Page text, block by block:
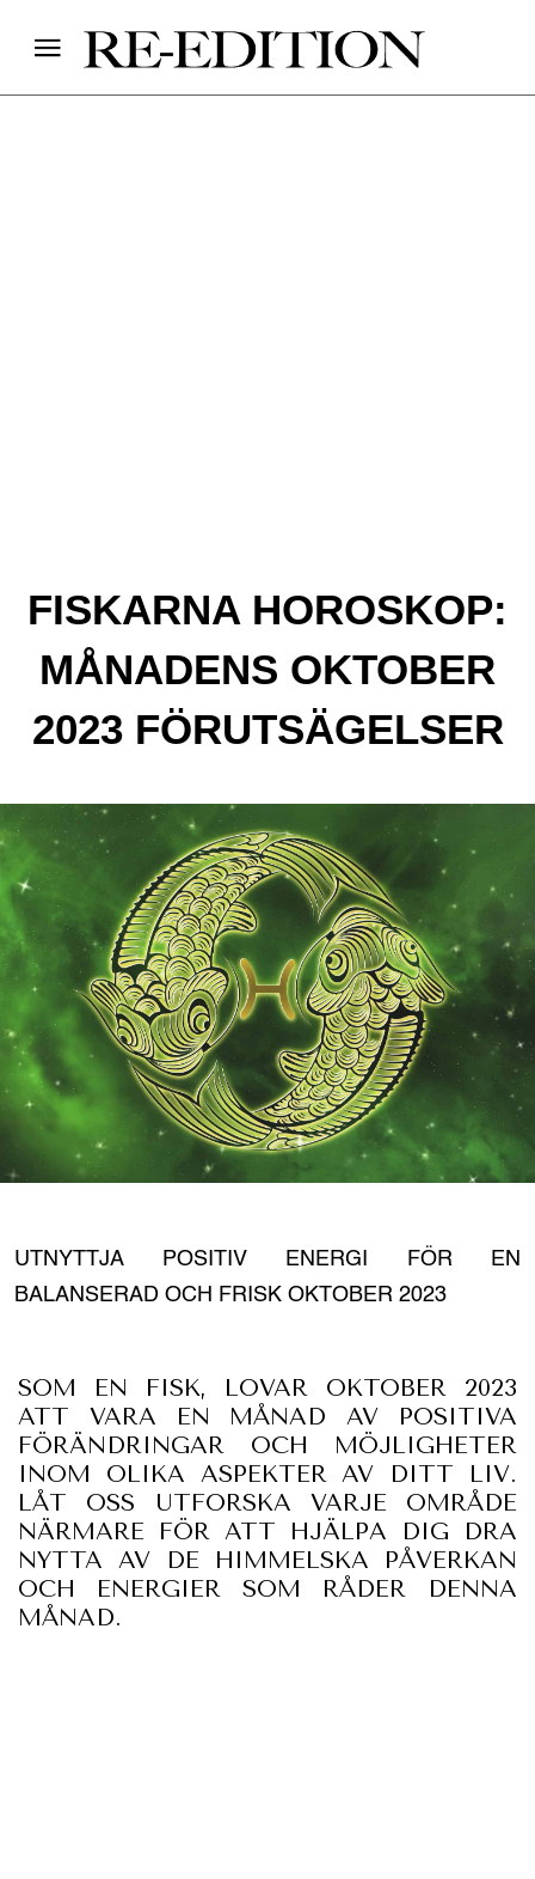
FISKARNA HOROSKOP:
MÅNADENS OKTOBER
2023 FÖRUTSÄGELSER
UTNYTTJA POSITIV ENERGI FÖR EN
BALANSERAD OCH FRISK OKTOBER 2023
SOM EN FISK, LOVAR OKTOBER 2023
ATT VARA EN MÅNAD AV POSITIVA
FÖRÄNDRINGAR OCH MÖJLIGHETER
INOM OLIKA ASPEKTER AV DITT LIV.
LÅT OSS UTFORSKA VARJE OMRÅDE
NÄRMARE FÖR ATT HJÄLPA DIG DRA
NYTTA AV DE HIMMELSKA PÅVERKAN
OCH ENERGIER SOM RÅDER DENNA
MÅNAD.